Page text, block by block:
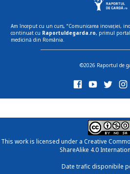
Am început cu un curs, “Comunicarea inovației,
continuat cu Raportuldegarda.ro, primul
medicină din România.
©2026 Raportul de
This work is licensed under a Creative
ShareAlike 4.0
Date trafic disponibile